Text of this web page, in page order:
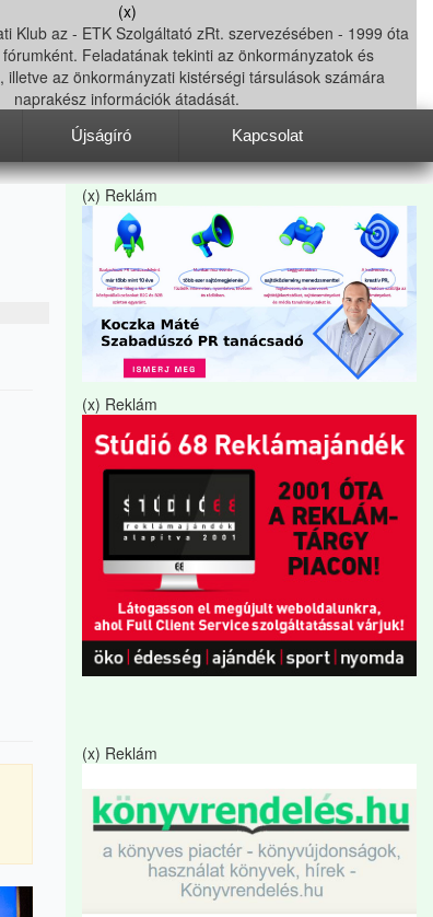
(x)
Újságíró Kapcsolat
(x) Reklám
(x) Reklám
(x) Reklám